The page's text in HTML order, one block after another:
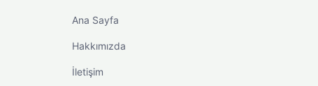
Ana Sayfa
Hakkımızda
İletişim